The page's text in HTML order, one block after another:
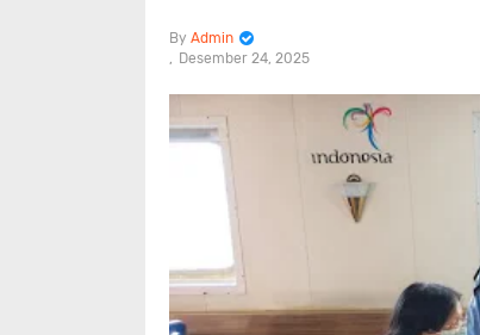
Admin
Desember 24, 2025